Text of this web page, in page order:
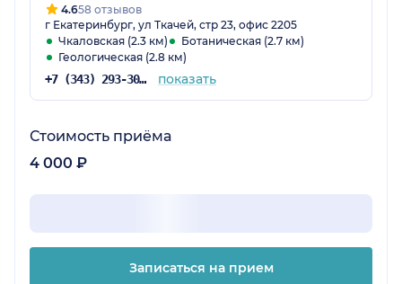
4.658 отзывов
г Екатеринбург, ул Ткачей, стр 23, офис 2205
Чкаловская (2.3 км)
Ботаническая (2.7 км)
Геологическая (2.8 км)
+7 (343) 293-30-75 показать
Стоимость приёма
4 000 ₽
Записаться на прием